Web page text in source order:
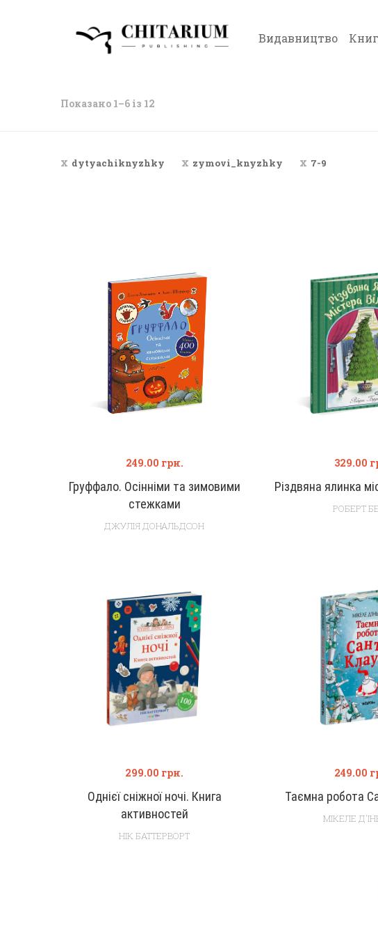
Видавництво
Показано 1–6 із 12
dytyachiknyzhky zymovi_knyzhky 7-9
Груффало. Осінніми та зимовими
стежками
249.00 грн.
ДЖУЛІЯ ДОНАЛЬДСОН
Різдвяна ялинка
329.00
РОБЕРТ
Однієї сніжної ночі. Книга
активностей
299.00 грн.
НІК БАТТЕРВОРТ
Таємна робота
249.00
МІКЕЛЕ